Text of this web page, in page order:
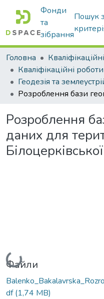
Фонди
та
зібрання
Пошук
Головна
Геодезія та
Розроблення
даних для
Вантажиться...
Файли
df(1,74 MB)